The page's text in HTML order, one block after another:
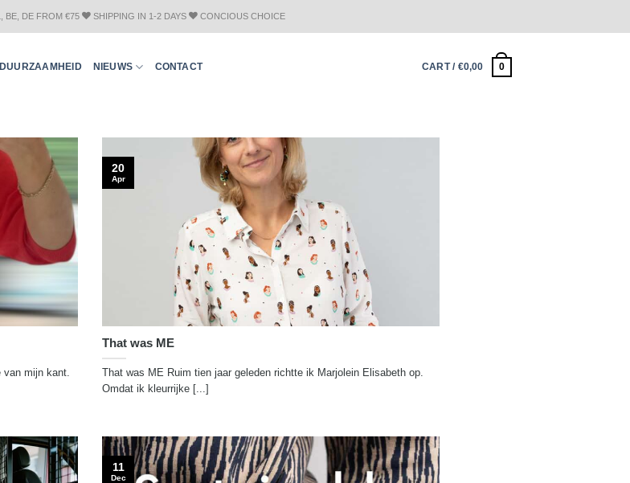
BE, DE FROM €75 SHIPPING IN 1-2 DAYS CONCIOUS CHOICE
DUURZAAMHEID NIEUWS CONTACT CART / €0,00 0
mijn kant.
That was ME
That was ME Ruim tien jaar geleden richtte ik Marjolein Elisabeth op.
Omdat ik kleurrijke [...]
20
Apr
11
Dec